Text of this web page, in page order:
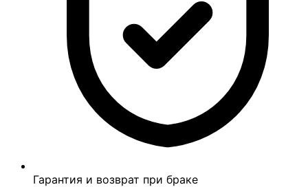
Гарантия и возврат при браке